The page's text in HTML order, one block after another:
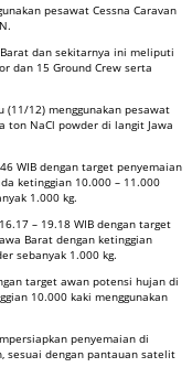
pesawat Cessna Caravan
dan sekitarnya ini meliputi
dan 15 Ground Crew serta
(11/12) menggunakan pesawat
ton NaCl powder di langit Jawa
WIB dengan target penyemaian
ketinggian 10.000 – 11.000
1.000 kg.
– 19.18 WIB dengan target
Barat dengan ketinggian
sebanyak 1.000 kg.
target awan potensi hujan di
10.000 kaki menggunakan
penyemaian di
sesuai dengan pantauan satelit